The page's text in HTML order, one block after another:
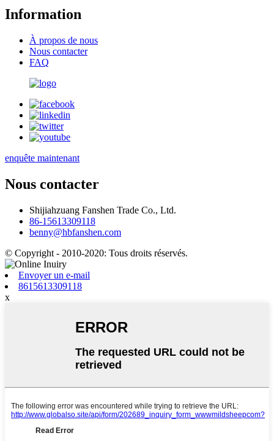
Information
À propos de nous
Nous contacter
FAQ
enquête maintenant
Nous contacter
Shijiahzuang Fanshen Trade Co., Ltd.
86-15613309118
benny@hbfanshen.com
© Copyright - 2010-2020: Tous droits réservés.
Envoyer un e-mail
8615613309118
x